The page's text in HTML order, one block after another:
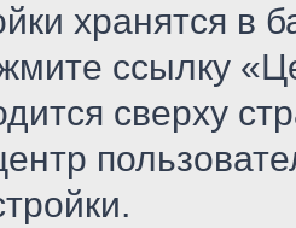
хранятся в
ссылку
сверху